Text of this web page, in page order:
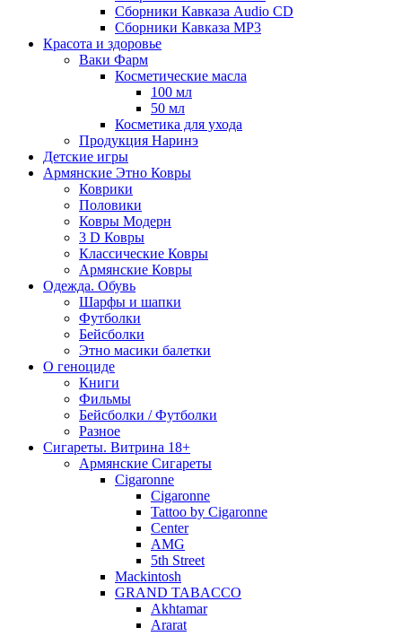
Сборники Кавказа Audio CD
Сборники Кавказа MP3
Красота и здоровье
Ваки Фарм
Косметические масла
100 мл
50 мл
Косметика для ухода
Продукция Наринэ
Детские игры
Армянские Этно Ковры
Коврики
Половики
Ковры Модерн
3 D Ковры
Классические Ковры
Армянские Ковры
Одежда. Обувь
Шарфы и шапки
Футболки
Бейсболки
Этно масики балетки
О геноциде
Книги
Фильмы
Бейсболки / Футболки
Разное
Сигареты. Витрина 18+
Армянские Сигареты
Cigaronne
Cigaronne
Tattoo by Cigaronne
Center
AMG
5th Street
Mackintosh
GRAND TABACCO
Akhtamar
Ararat